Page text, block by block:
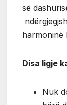
së
harmoninë
Disa ligje
Nuk